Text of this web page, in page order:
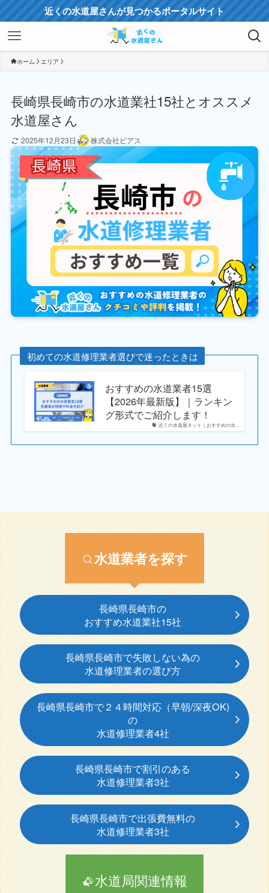
近くの水道屋さんが見つかるポータルサイト
ホーム エリア
長崎県長崎市の水道業社15社とオススメ
水道屋さん
2025年12月23日 株式会社ビアス
初めての水道修理業者選びで迷ったときは
近くの水道屋ネット｜おすすめの水...
おすすめの水道業者15選
【2026年最新版】｜ランキン
グ形式でご紹介します！
水道業者を探す
長崎県長崎市の
おすすめ水道業社15社
長崎県長崎市で失敗しない為の
水道修理業者の選び方
長崎県長崎市で２４時間対応（早朝/深夜OK)
の
水道修理業者4社
長崎県長崎市で割引のある
水道修理業者3社
長崎県長崎市で出張費無料の
水道修理業者3社
水道局関連情報